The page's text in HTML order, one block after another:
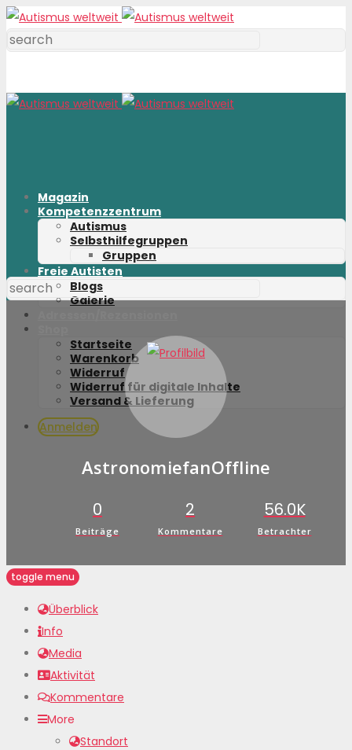
Magazin
Kompetenzzentrum
Autismus
Selbsthilfegruppen
Gruppen
Freie Autisten
Blogs
Galerie
Startseite
Warenkorb
Widerruf
Widerruf für digitale Inhalte
Versand & Lieferung
Anmelden
AstronomiefanOffline
0
Beiträge
2
Kommentare
56.0K
Betrachter
toggle menu
Überblick
Info
Media
Aktivität
Kommentare
More
Standort